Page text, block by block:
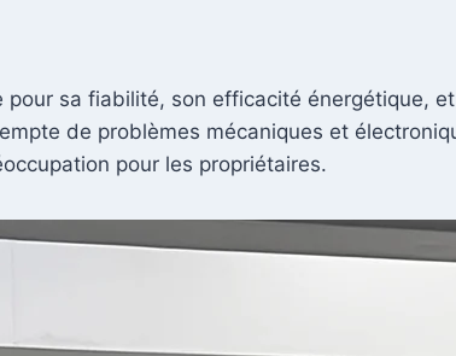
sa fiabilité, son efficacité énergétique,
de problèmes mécaniques et
pour les propriétaires.